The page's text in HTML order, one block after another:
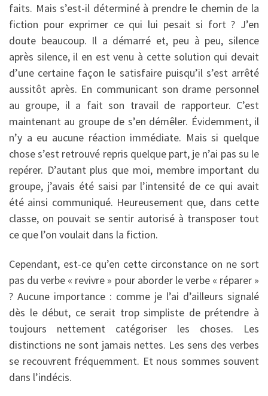
faits. Mais s’est-il déterminé à prendre le chemin de la
fiction pour exprimer ce qui lui pesait si fort ? J’en
doute beaucoup. Il a démarré et, peu à peu, silence
après silence, il en est venu à cette solution qui devait
d’une certaine façon le satisfaire puisqu’il s’est arrêté
aussitôt après. En communicant son drame personnel
au groupe, il a fait son travail de rapporteur. C’est
maintenant au groupe de s’en démêler. Évidemment, il
n’y a eu aucune réaction immédiate. Mais si quelque
chose s’est retrouvé repris quelque part, je n’ai pas su le
repérer. D’autant plus que moi, membre important du
groupe, j’avais été saisi par l’intensité de ce qui avait
été ainsi communiqué. Heureusement que, dans cette
classe, on pouvait se sentir autorisé à transposer tout
ce que l’on voulait dans la fiction.
Cependant, est-ce qu’en cette circonstance on ne sort
pas du verbe « revivre » pour aborder le verbe « réparer »
? Aucune importance : comme je l’ai d’ailleurs signalé
dès le début, ce serait trop simpliste de prétendre à
toujours nettement catégoriser les choses. Les
distinctions ne sont jamais nettes. Les sens des verbes
se recouvrent fréquemment. Et nous sommes souvent
dans l’indécis.